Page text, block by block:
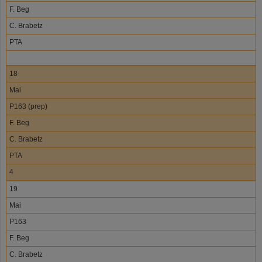
F. Beg
C. Brabetz
PTA
18
Mai
P163 (prep)
F. Beg
C. Brabetz
PTA
4
19
Mai
P163
F. Beg
C. Brabetz